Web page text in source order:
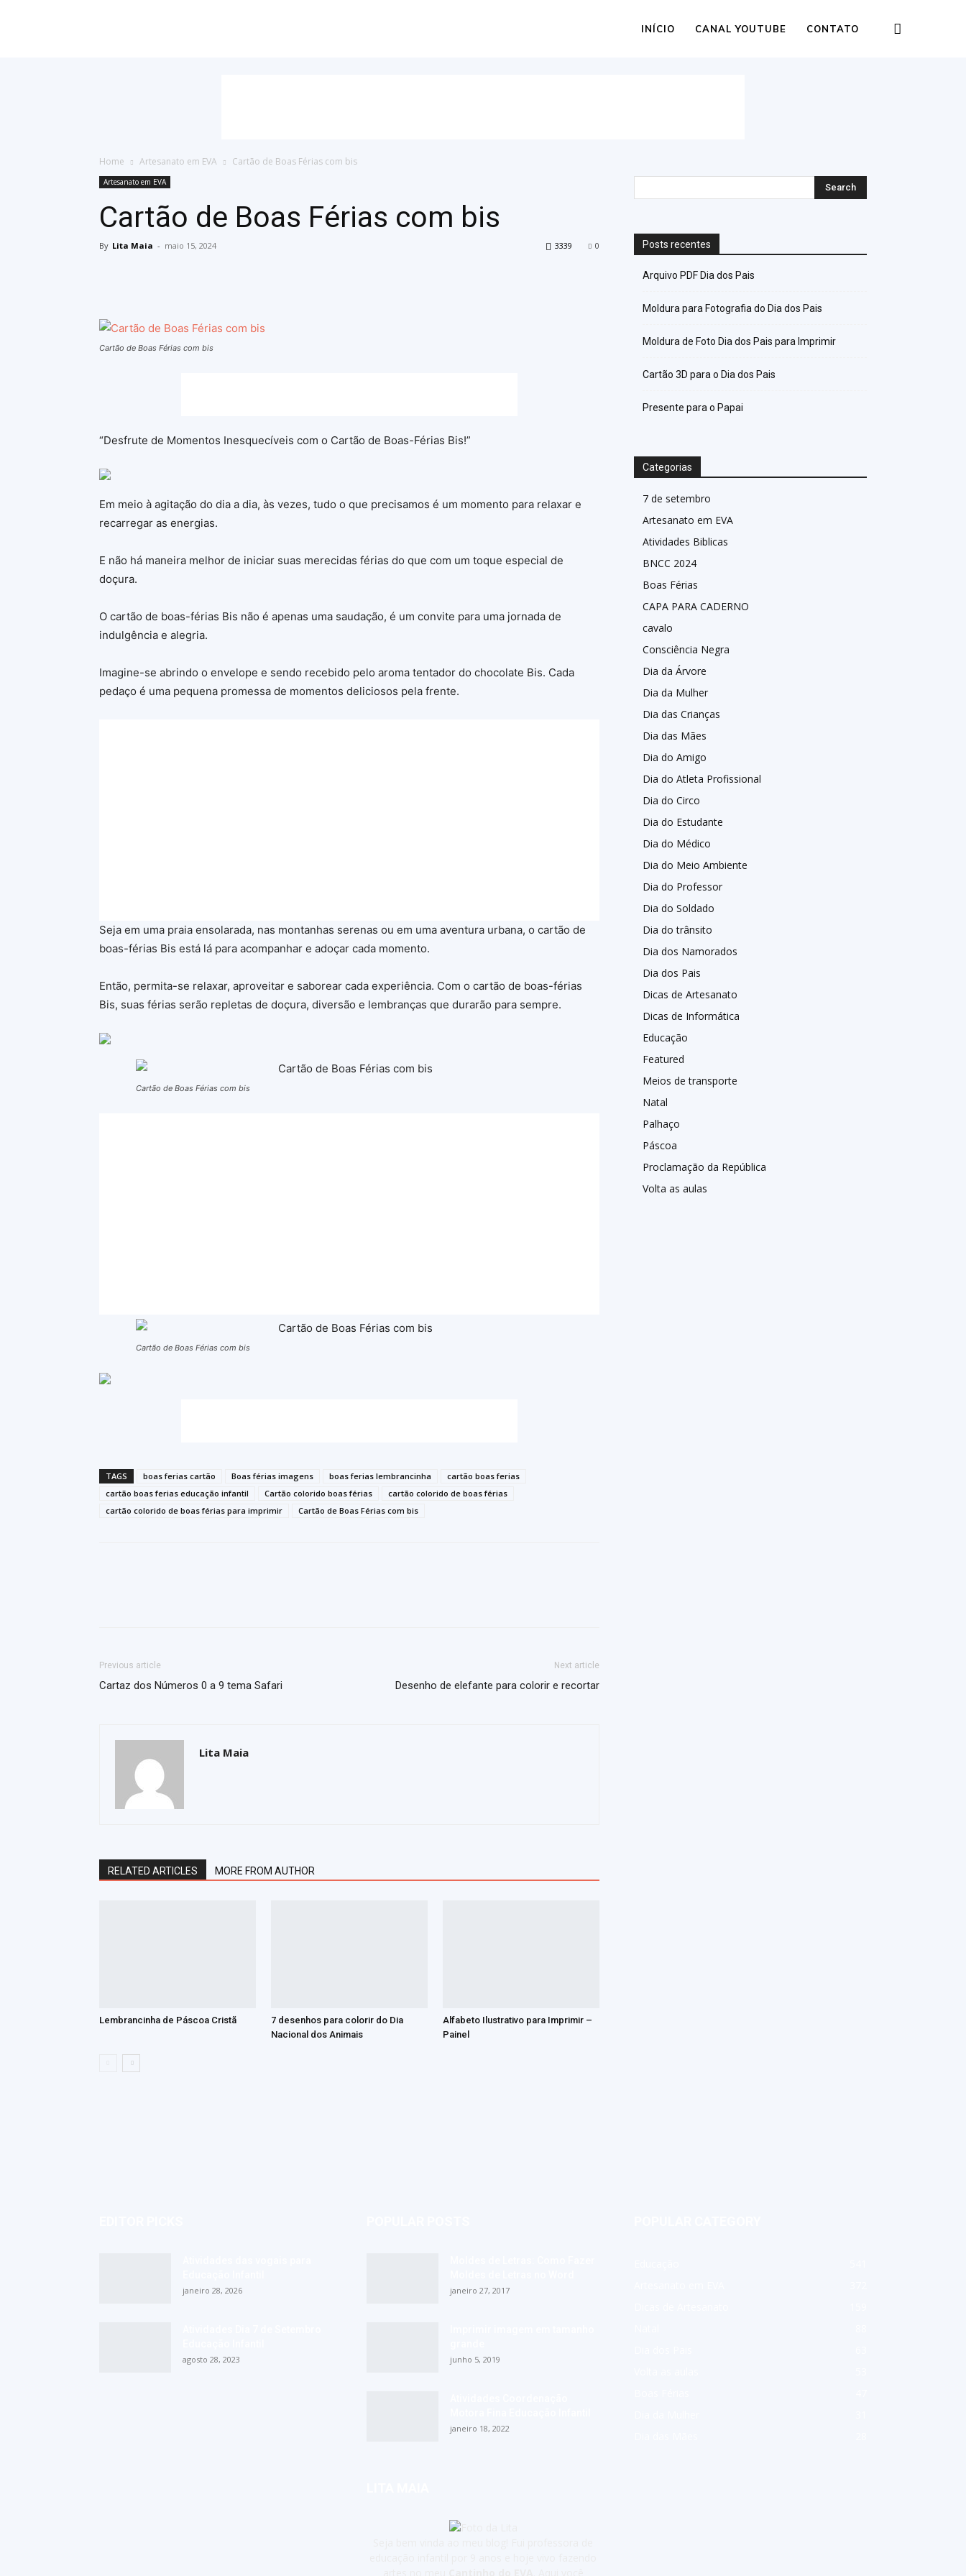
INÍCIO CANAL YOUTUBE CONTATO
Home Artesanato em EVA Cartão de Boas Férias com bis
Artesanato em EVA
Cartão de Boas Férias com bis
By Lita Maia - maio 15, 2024 0
3339
Cartão de Boas Férias com bis
“Desfrute de Momentos Inesquecíveis com o Cartão de Boas-Férias Bis!”
Em meio à agitação do dia a dia, às vezes, tudo o que precisamos é um momento para relaxar e
recarregar as energias.
E não há maneira melhor de iniciar suas merecidas férias do que com um toque especial de
doçura.
O cartão de boas-férias Bis não é apenas uma saudação, é um convite para uma jornada de
indulgência e alegria.
Imagine-se abrindo o envelope e sendo recebido pelo aroma tentador do chocolate Bis. Cada
pedaço é uma pequena promessa de momentos deliciosos pela frente.
Seja em uma praia ensolarada, nas montanhas serenas ou em uma aventura urbana, o cartão de
boas-férias Bis está lá para acompanhar e adoçar cada momento.
Então, permita-se relaxar, aproveitar e saborear cada experiência. Com o cartão de boas-férias
Bis, suas férias serão repletas de doçura, diversão e lembranças que durarão para sempre.
Cartão de Boas Férias com bis
Cartão de Boas Férias com bis
TAGS boas ferias cartão Boas férias imagens boas ferias lembrancinha
cartão boas ferias
cartão boas ferias educação infantil
Cartão colorido boas férias
cartão colorido de boas férias
cartão colorido de boas férias para imprimir
Cartão de Boas Férias com bis
Previous article
Cartaz dos Números 0 a 9 tema Safari
Next article
Desenho de elefante para colorir e recortar
Lita Maia
RELATED ARTICLES MORE FROM AUTHOR
Lembrancinha de Páscoa Cristã
7 desenhos para colorir do Dia
Nacional dos Animais
Alfabeto Ilustrativo para Imprimir –
Painel
Posts recentes
Arquivo PDF Dia dos Pais
Moldura para Fotografia do Dia dos Pais
Moldura de Foto Dia dos Pais para Imprimir
Cartão 3D para o Dia dos Pais
Presente para o Papai
Categorias
7 de setembro
Artesanato em EVA
Atividades Biblicas
BNCC 2024
Boas Férias
CAPA PARA CADERNO
cavalo
Consciência Negra
Dia da Árvore
Dia da Mulher
Dia das Crianças
Dia das Mães
Dia do Amigo
Dia do Atleta Profissional
Dia do Circo
Dia do Estudante
Dia do Médico
Dia do Meio Ambiente
Dia do Professor
Dia do Soldado
Dia do trânsito
Dia dos Namorados
Dia dos Pais
Dicas de Artesanato
Dicas de Informática
Educação
Featured
Meios de transporte
Natal
Palhaço
Páscoa
Proclamação da República
Volta as aulas
janeiro 28, 2026
agosto 28, 2023
janeiro 27, 2017
junho 5, 2019
janeiro 18, 2022